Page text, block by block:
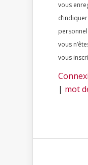
vous
personnel qui
vous
vous
| mot